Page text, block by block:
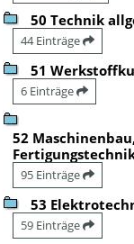
50 Technik
44 Einträge
51
6 Einträge
52
95 Einträge
53
59 Einträge